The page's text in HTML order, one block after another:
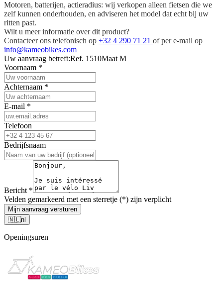
Motoren, batterijen, actieradius: wij verkopen alleen fietsen die we
zelf kunnen onderhouden, en adviseren het model dat echt bij uw
ritten past.
Wilt u meer informatie over dit product?
Contacteer ons telefonisch op +32 4 290 71 21 of per e-mail op
info@kameobikes.com
Uw aanvraag betreft:Ref. 1510Maat M
Voornaam *
Achternaam *
E-mail *
Telefoon
Bedrijfsnaam
Bericht *
Velden gemarkeerd met een sterretje (*) zijn verplicht
Mijn aanvraag versturen
🇳🇱nl
Openingsuren